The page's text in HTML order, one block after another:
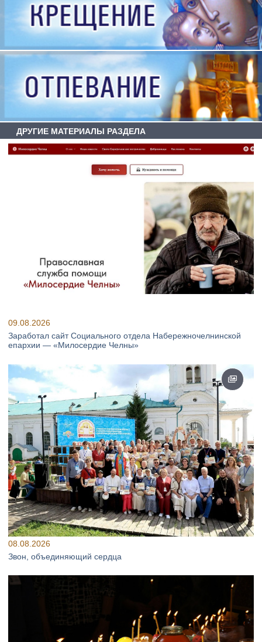
ДРУГИЕ МАТЕРИАЛЫ РАЗДЕЛА
09.08.2026
Заработал сайт Социального отдела Набережночелнинской
епархии — «Милосердие Челны»
08.08.2026
Звон, объединяющий сердца